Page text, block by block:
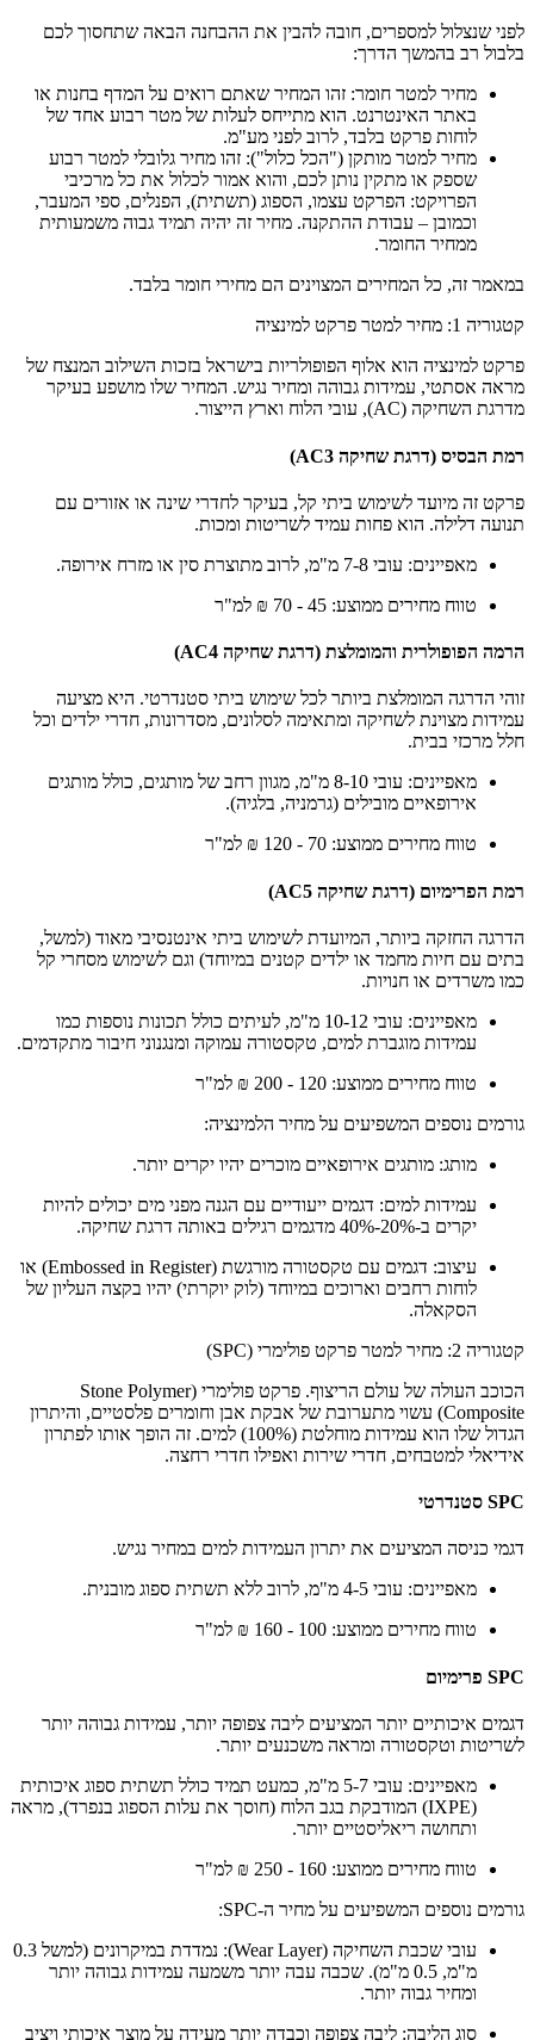
לפני שנצלול למספרים, חובה להבין את ההבחנה הבאה שתחסוך לכם
בלבול רב בהמשך הדרך:
מחיר למטר חומר: זהו המחיר שאתם רואים על המדף בחנות או
באתר האינטרנט. הוא מתייחס לעלות של מטר רבוע אחד של
לוחות פרקט בלבד, לרוב לפני מע"מ.
מחיר למטר מותקן ("הכל כלול"): זהו מחיר גלובלי למטר רבוע
שספק או מתקין נותן לכם, והוא אמור לכלול את כל מרכיבי
הפרויקט: הפרקט עצמו, הספוג (תשתית), הפנלים, ספי המעבר,
וכמובן – עבודת ההתקנה. מחיר זה יהיה תמיד גבוה משמעותית
ממחיר החומר.
במאמר זה, כל המחירים המצוינים הם מחירי חומר בלבד.
קטגוריה 1: מחיר למטר פרקט למינציה
פרקט למינציה הוא אלוף הפופולריות בישראל בזכות השילוב המנצח של
מראה אסתטי, עמידות גבוהה ומחיר נגיש. המחיר שלו מושפע בעיקר
מדרגת השחיקה (AC), עובי הלוח וארץ הייצור.
רמת הבסיס (דרגת שחיקה AC3)
פרקט זה מיועד לשימוש ביתי קל, בעיקר לחדרי שינה או אזורים עם
תנועה דלילה. הוא פחות עמיד לשריטות ומכות.
מאפיינים: עובי 7-8 מ"מ, לרוב מתוצרת סין או מזרח אירופה.
טווח מחירים ממוצע: 45 - 70 ₪ למ"ר
הרמה הפופולרית והמומלצת (דרגת שחיקה AC4)
זוהי הדרגה המומלצת ביותר לכל שימוש ביתי סטנדרטי. היא מציעה
עמידות מצוינת לשחיקה ומתאימה לסלונים, מסדרונות, חדרי ילדים וכל
חלל מרכזי בבית.
מאפיינים: עובי 8-10 מ"מ, מגוון רחב של מותגים, כולל מותגים
אירופאיים מובילים (גרמניה, בלגיה).
טווח מחירים ממוצע: 70 - 120 ₪ למ"ר
רמת הפרימיום (דרגת שחיקה AC5)
הדרגה החזקה ביותר, המיועדת לשימוש ביתי אינטנסיבי מאוד (למשל,
בתים עם חיות מחמד או ילדים קטנים במיוחד) וגם לשימוש מסחרי קל
כמו משרדים או חנויות.
מאפיינים: עובי 10-12 מ"מ, לעיתים כולל תכונות נוספות כמו
עמידות מוגברת למים, טקסטורה עמוקה ומנגנוני חיבור מתקדמים.
טווח מחירים ממוצע: 120 - 200 ₪ למ"ר
גורמים נוספים המשפיעים על מחיר הלמינציה:
מותג: מותגים אירופאיים מוכרים יהיו יקרים יותר.
עמידות למים: דגמים ייעודיים עם הגנה מפני מים יכולים להיות
יקרים ב-20%-40% מדגמים רגילים באותה דרגת שחיקה.
עיצוב: דגמים עם טקסטורה מורגשת (Embossed in Register) או
לוחות רחבים וארוכים במיוחד (לוק יוקרתי) יהיו בקצה העליון של
הסקאלה.
קטגוריה 2: מחיר למטר פרקט פולימרי (SPC)
הכוכב העולה של עולם הריצוף. פרקט פולימרי (Stone Polymer
Composite) עשוי מתערובת של אבקת אבן וחומרים פלסטיים, והיתרון
הגדול שלו הוא עמידות מוחלטת (100%) למים. זה הופך אותו לפתרון
אידיאלי למטבחים, חדרי שירות ואפילו חדרי רחצה.
SPC סטנדרטי
דגמי כניסה המציעים את יתרון העמידות למים במחיר נגיש.
מאפיינים: עובי 4-5 מ"מ, לרוב ללא תשתית ספוג מובנית.
טווח מחירים ממוצע: 100 - 160 ₪ למ"ר
SPC פרימיום
דגמים איכותיים יותר המציעים ליבה צפופה יותר, עמידות גבוהה יותר
לשריטות וטקסטורה ומראה משכנעים יותר.
מאפיינים: עובי 5-7 מ"מ, כמעט תמיד כולל תשתית ספוג איכותית
(IXPE) המודבקת בגב הלוח (חוסך את עלות הספוג בנפרד), מראה
ותחושה ריאליסטיים יותר.
טווח מחירים ממוצע: 160 - 250 ₪ למ"ר
גורמים נוספים המשפיעים על מחיר ה-SPC:
עובי שכבת השחיקה (Wear Layer): נמדדת במיקרונים (למשל 0.3
מ"מ, 0.5 מ"מ). שכבה עבה יותר משמעה עמידות גבוהה יותר
ומחיר גבוה יותר.
סוג הליבה: ליבה צפופה וכבדה יותר מעידה על מוצר איכותי ויציב